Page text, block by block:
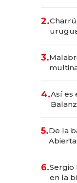
2.
3.
4.Así es
5.De la
6.Sergio
en la